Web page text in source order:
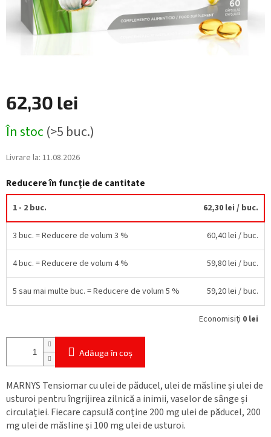
62,30 lei
Evaluare
preţ:
În stoc(>5 buc.)
Livrare la: 11.08.2026
Reducere în funcţie de cantitate
1 - 2 buc. 62,30 lei / buc.
3 buc. = Reducere de volum 3 % 60,40 lei / buc.
4 buc. = Reducere de volum 4 % 59,80 lei / buc.
5 sau mai multe buc. = Reducere de volum 5 % 59,20 lei / buc.
Economisiţi 0 lei
Adăuga în coş
MARNYS Tensiomar cu ulei de păducel, ulei de măsline și ulei de
usturoi pentru îngrijirea zilnică a inimii, vaselor de sânge și
circulației. Fiecare capsulă conține 200 mg ulei de păducel, 200
mg ulei de măsline și 100 mg ulei de usturoi.